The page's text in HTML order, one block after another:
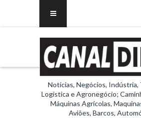
Notícias, Negócios,
Logística e Agronegócio;
Máquinas Agrícolas,
Aviões, Barcos,